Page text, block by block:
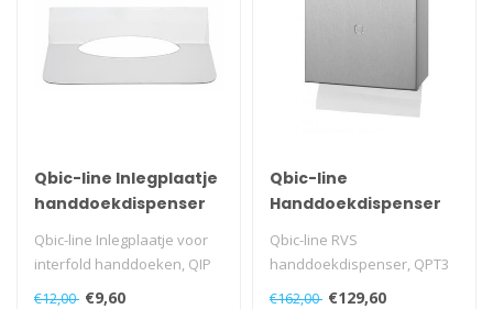
Qbic-line Inlegplaatje
handdoekdispenser
Qbic-line Inlegplaatje voor
interfold handdoeken, QIP
€12,00 €9,60
Qbic-line
Handdoekdispenser
Qbic-line RVS
handdoekdispenser, QPT3
€162,00 €129,60